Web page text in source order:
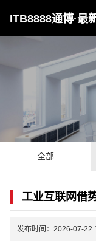
ITB8888通博·最
全部
工业互联网借
发布时间：2026-07-22